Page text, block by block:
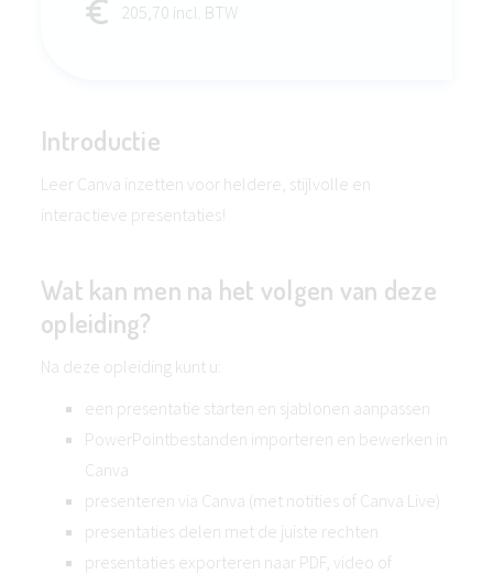
205,70 incl. BTW
Introductie
Leer Canva inzetten voor heldere, stijlvolle en
interactieve presentaties!
Wat kan men na het volgen van deze
opleiding?
Na deze opleiding kunt u:
een presentatie starten en sjablonen aanpassen
PowerPointbestanden importeren en bewerken in
Canva
presenteren via Canva (met notities of Canva Live)
presentaties delen met de juiste rechten
presentaties exporteren naar PDF, video of